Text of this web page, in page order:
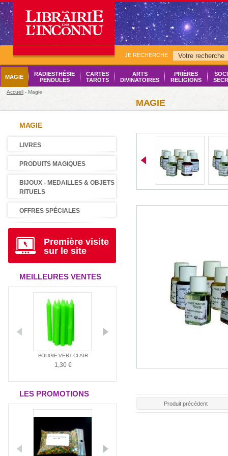
JE RECHERCHE
MAGIE
RADIESTHÉSIE
PENDULES
CARTES
TAROTS
ARTS
DIVINATOIRES
PRIÈRES
RELIGIONS
Accueil - Magie
MAGIE
MAGIE
LIVRES
PRODUITS MAGIQUES
BIJOUX - MEDAILLES & OBJETS
RITUELS
OFFRES SPÉCIALES
Première visite
sur le site
MEILLEURES VENTES
BOUGIE VERT CLAIR
1,30 €
LES PROMOTIONS
Produit précédent